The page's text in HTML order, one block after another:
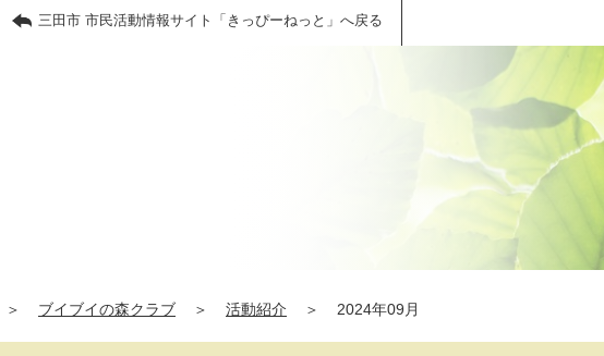
三田市 市民活動情報サイト「きっぴーねっと」へ戻る
＞ ブイブイの森クラブ ＞ 活動紹介 ＞ 2024年09月